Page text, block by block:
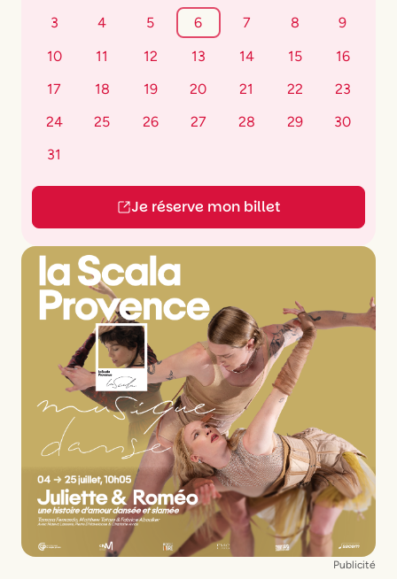
3
4 5 6 7 8
9
10
11 12 13 14 15
16
17
18 19 20 21 22
23
24
25 26 27 28 29
30
31
Je réserve mon billet
Publicité